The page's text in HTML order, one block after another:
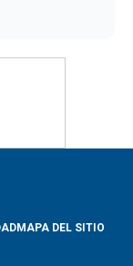
MAPA DEL SITIO